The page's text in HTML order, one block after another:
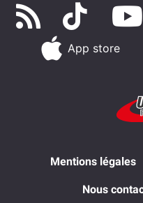
App store
Mentions légales
Nous